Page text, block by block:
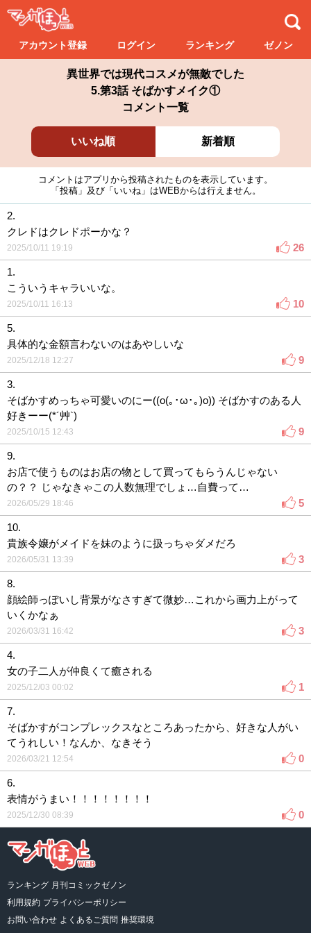
アカウント登録 ログイン ランキング ゼノン
異世界では現代コスメが無敵でした
5.第3話 そばかすメイク①
コメント一覧
いいね順 新着順
コメントはアプリから投稿されたものを表示しています。
「投稿」及び「いいね」はWEBからは行えません。
2.
クレドはクレドポーかな？
2025/10/11 19:19 26
1.
こういうキャラいいな。
2025/10/11 16:13 10
5.
具体的な金額言わないのはあやしいな
2025/12/18 12:27 9
3.
そばかすめっちゃ可愛いのにー((o(｡･ω･｡)o)) そばかすのある人
好きーー(*´艸`)
2025/10/15 12:43 9
9.
お店で使うものはお店の物として買ってもらうんじゃない
の？？ じゃなきゃこの人数無理でしょ…自費って…
2026/05/29 18:46 5
10.
貴族令嬢がメイドを妹のように扱っちゃダメだろ
2026/05/31 13:39 3
8.
顔絵師っぽいし背景がなさすぎて微妙…これから画力上がって
いくかなぁ
2026/03/31 16:42 3
4.
女の子二人が仲良くて癒される
2025/12/03 00:02 1
7.
そばかすがコンプレックスなところあったから、好きな人がい
てうれしい！なんか、なきそう
2026/03/21 12:54 0
6.
表情がうまい！！！！！！！！
2025/12/30 08:39 0
ランキング 月刊コミックゼノン
利用規約 プライバシーポリシー
お問い合わせ よくあるご質問 推奨環境